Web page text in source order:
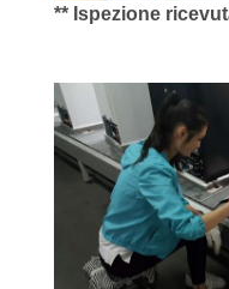
** Ispezione